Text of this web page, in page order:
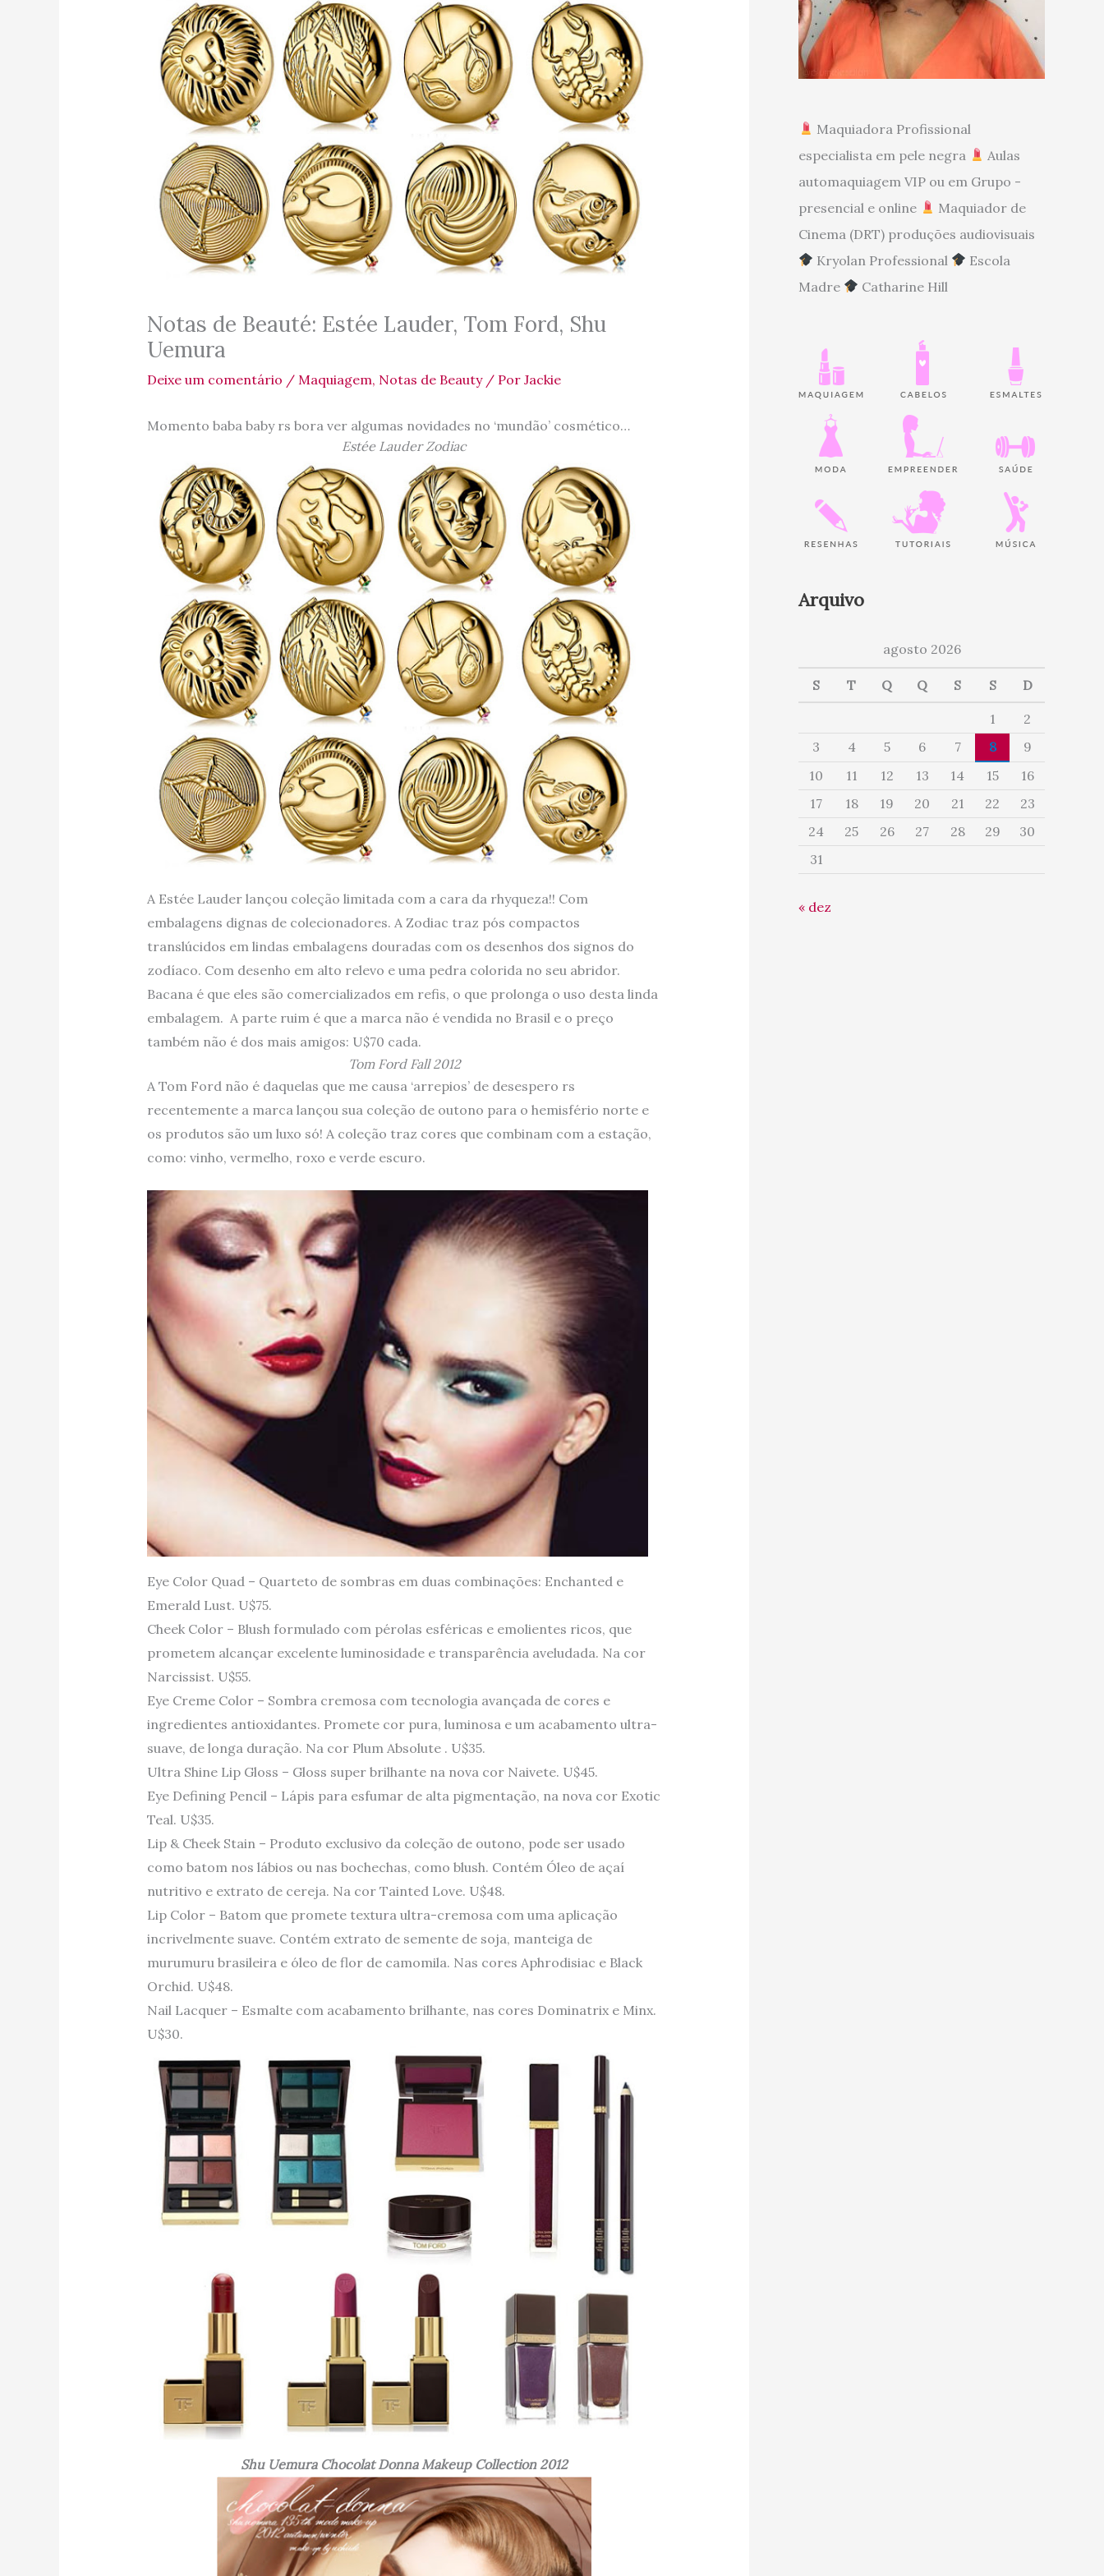
Notas de Beauté: Estée Lauder, Tom Ford, Shu
Uemura
Deixe um comentário / Maquiagem, Notas de Beauty/ Por Jackie
Momento baba baby rs bora ver algumas novidades no ‘mundão’ cosmético…
Estée Lauder Zodiac
A Estée Lauder lançou coleção limitada com a cara da rhyqueza!! Com
embalagens dignas de colecionadores. A Zodiac traz pós compactos
translúcidos em lindas embalagens douradas com os desenhos dos signos do
zodíaco. Com desenho em alto relevo e uma pedra colorida no seu abridor.
Bacana é que eles são comercializados em refis, o que prolonga o uso desta linda
embalagem. A parte ruim é que a marca não é vendida no Brasil e o preço
também não é dos mais amigos: U$70 cada.
Tom Ford Fall 2012
A Tom Ford não é daquelas que me causa ‘arrepios’ de desespero rs
recentemente a marca lançou sua coleção de outono para o hemisfério norte e
os produtos são um luxo só! A coleção traz cores que combinam com a estação,
como: vinho, vermelho, roxo e verde escuro.
Eye Color Quad – Quarteto de sombras em duas combinações: Enchanted e
Emerald Lust. U$75.
Cheek Color – Blush formulado com pérolas esféricas e emolientes ricos, que
prometem alcançar excelente luminosidade e transparência aveludada. Na cor
Narcissist. U$55.
Eye Creme Color – Sombra cremosa com tecnologia avançada de cores e
ingredientes antioxidantes. Promete cor pura, luminosa e um acabamento ultra-
suave, de longa duração. Na cor Plum Absolute . U$35.
Ultra Shine Lip Gloss – Gloss super brilhante na nova cor Naivete. U$45.
Eye Defining Pencil – Lápis para esfumar de alta pigmentação, na nova cor Exotic
Teal. U$35.
Lip & Cheek Stain – Produto exclusivo da coleção de outono, pode ser usado
como batom nos lábios ou nas bochechas, como blush. Contém Óleo de açaí
nutritivo e extrato de cereja. Na cor Tainted Love. U$48.
Lip Color – Batom que promete textura ultra-cremosa com uma aplicação
incrivelmente suave. Contém extrato de semente de soja, manteiga de
murumuru brasileira e óleo de flor de camomila. Nas cores Aphrodisiac e Black
Orchid. U$48.
Nail Lacquer – Esmalte com acabamento brilhante, nas cores Dominatrix e Minx.
U$30.
Shu Uemura Chocolat Donna Makeup Collection 2012
Maquiadora Profissional
especialista em pele negra
Aulas
automaquiagem VIP ou em Grupo -
presencial e online
Maquiador de
Cinema (DRT) produções audiovisuais
Kryolan Professional
Escola
Madre
Catharine Hill
Arquivo
agosto 2026
S T Q Q S S D
1
2
3
4 5 6 7 8
9
10
11 12 13 14 15
16
17
18 19 20 21 22
23
24
25 26 27 28 29
30
31
« dez